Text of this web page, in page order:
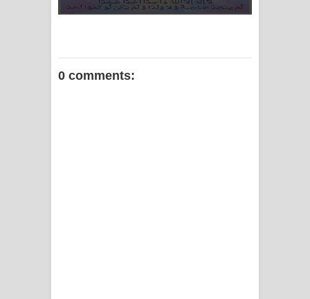
0 comments: